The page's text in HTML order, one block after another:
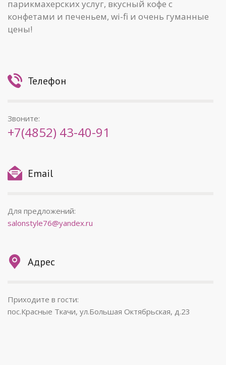
парикмахерских услуг, вкусный кофе с
конфетами и печеньем, wi-fi и очень гуманные
цены!
Телефон
Звоните:
+7(4852) 43-40-91
Email
Для предложений:
salonstyle76@yandex.ru
Адрес
Приходите в гости:
пос.Красные Ткачи, ул.Большая Октябрьская, д.23